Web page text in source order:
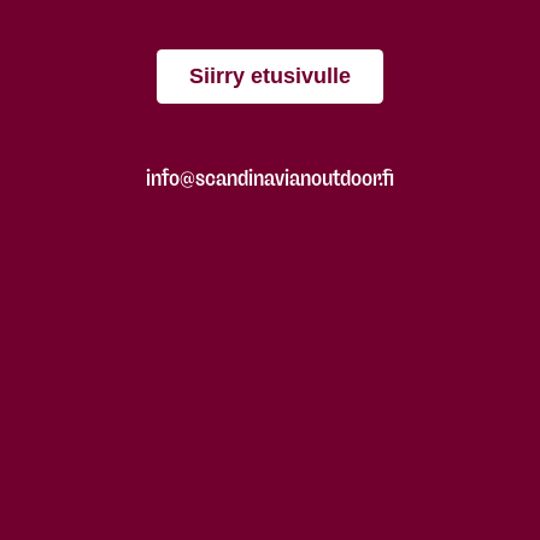
Siirry etusivulle
info@scandinavianoutdoor.fi